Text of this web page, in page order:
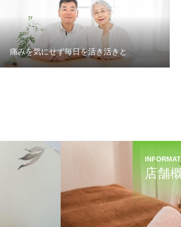
痛みを気にせず毎日を活き活きと
店舗